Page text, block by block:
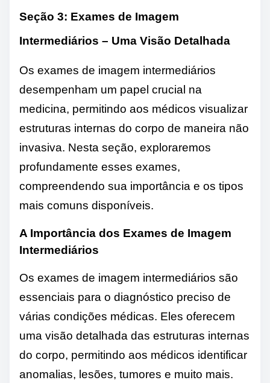
Seção 3: Exames de Imagem
Intermediários – Uma Visão Detalhada
Os exames de imagem intermediários
desempenham um papel crucial na
medicina, permitindo aos médicos visualizar
estruturas internas do corpo de maneira não
invasiva. Nesta seção, exploraremos
profundamente esses exames,
compreendendo sua importância e os tipos
mais comuns disponíveis.
A Importância dos Exames de Imagem
Intermediários
Os exames de imagem intermediários são
essenciais para o diagnóstico preciso de
várias condições médicas. Eles oferecem
uma visão detalhada das estruturas internas
do corpo, permitindo aos médicos identificar
anomalias, lesões, tumores e muito mais.